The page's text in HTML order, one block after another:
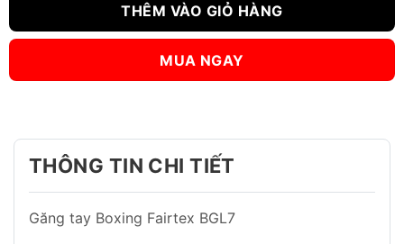
THÊM VÀO GIỎ HÀNG
MUA NGAY
THÔNG TIN CHI TIẾT
Găng tay Boxing Fairtex BGL7